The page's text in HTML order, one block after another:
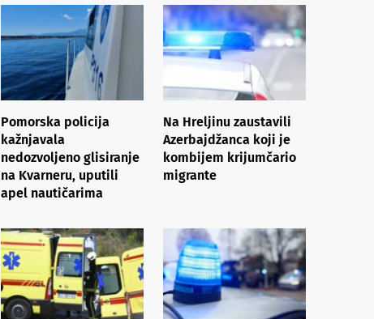
Pomorska policija
kažnjavala
nedozvoljeno glisiranje
na Kvarneru, uputili
apel nautičarima
Na Hreljinu zaustavili
Azerbajdžanca koji je
kombijem krijumčario
migrante